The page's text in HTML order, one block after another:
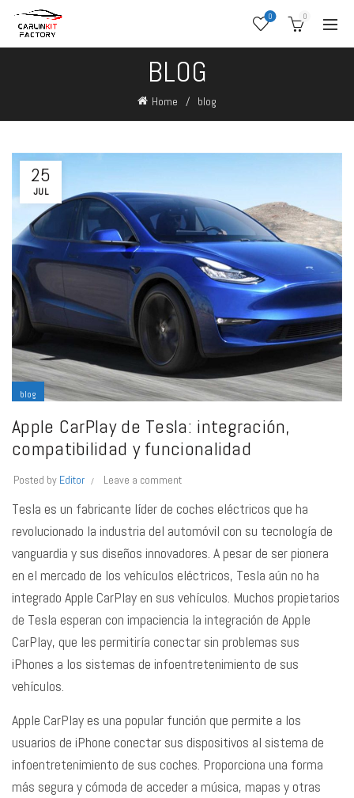
0 0
BLOG
Home blog
25
JUL
blog
Apple CarPlay de Tesla: integración,
compatibilidad y funcionalidad
Posted by Editor Leave a comment
Tesla es un fabricante líder de coches eléctricos que ha
revolucionado la industria del automóvil con su tecnología de
vanguardia y sus diseños innovadores. A pesar de ser pionera
en el mercado de los vehículos eléctricos, Tesla aún no ha
integrado Apple CarPlay en sus vehículos. Muchos propietarios
de Tesla esperan con impaciencia la integración de Apple
CarPlay, que les permitiría conectar sin problemas sus
iPhones a los sistemas de infoentretenimiento de sus
vehículos.
Apple CarPlay es una popular función que permite a los
usuarios de iPhone conectar sus dispositivos al sistema de
infoentretenimiento de sus coches. Proporciona una forma
más segura y cómoda de acceder a música, mapas y otras